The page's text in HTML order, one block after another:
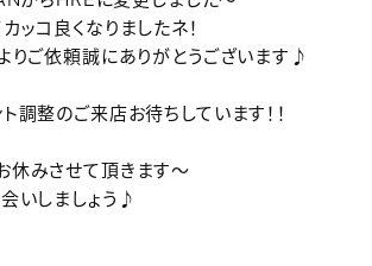
ッコ良くなりましたネ！
りご依頼誠にありがとうございます♪
調整のご来店お待ちしています！！
休みさせて頂きます～
いしましょう♪